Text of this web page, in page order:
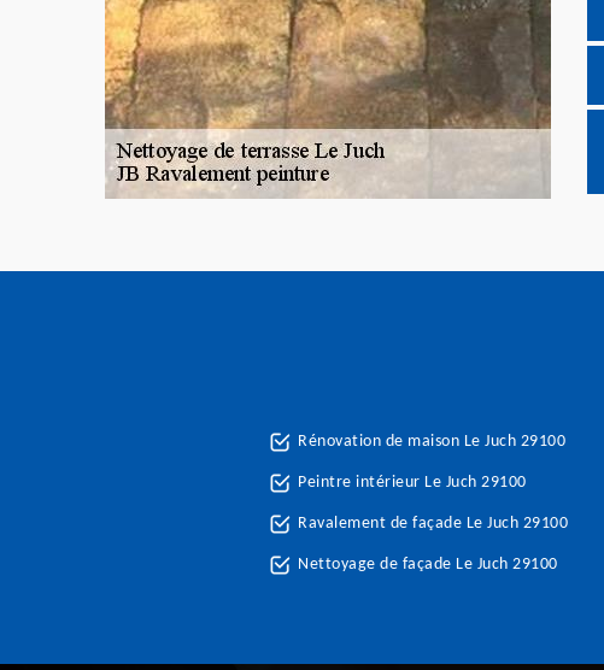
Rénovation de maison Le Juch 29100
Peintre intérieur Le Juch 29100
Ravalement de façade Le Juch 29100
Nettoyage de façade Le Juch 29100